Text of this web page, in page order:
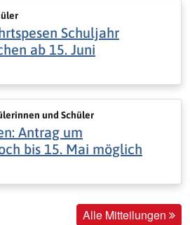
Schuljahr
ab 15. Juni
und Schüler
Antrag um
bis 15. Mai möglich
Alle Mitteilungen